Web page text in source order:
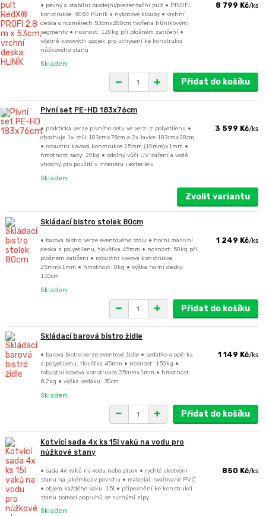
• pevný a stabilní prodejní/prezentační pult • PROFI
konstrukce, 6063 hliník a nylonové klouby • vrchní
deska o rozměrech 53cmx280cm tvořena hliníkovými
segmenty • nosnost: 120kg při plošném zatížení •
včetně kovových spojek pro uchycení ke konstrukci
nůžkového stanu
8 799 Kč/ks
Skladem
Přidat do košíku
Pivní set PE-HD 183x76cm
• praktická verze pivního setu ve verzi z polyetilenu •
obsahuje 1x stůl 183cmx76cm a 2x lavice 183cmx28cm
• robustní kovová konstrukce 25mm (19mm)x1mm •
hmotnost sady: 29kg • odolný vůči UV záření a vodě,
vhodný pro použití v interiéru i exteriéru
3 599 Kč/ks
Skladem
Zvolit variantu
Skládací bistro stolek 80cm
• barová bistro verze eventového stolu • horní masivní
deska z polyetilenu, tloušťka 45mm • nosnost: 50kg při
plošném zatížení • robustní kovová konstrukce
25mmx1mm • hmotnost: 8kg • výška horní desky:
110cm
1 249 Kč/ks
Skladem
Přidat do košíku
Skládací barová bistro židle
• barová bistro verze eventové židle • sedátko a opěrka
z polyetilenu, tloušťka 45mm • nosnost: 150kg •
robustní kovová konstrukce 25mmx1mm • hmotnost:
6,2kg • výška sedáku: 70cm
1 149 Kč/ks
Skladem
Přidat do košíku
Kotvící sada 4x ks 15l vaků na vodu pro
nůžkové stany
• sada 4x vaků na vodu nebo písek • rychlé ukotvení
stanu na jakémkoliv povrchu • materiál: svařované PVC
• objem každého vaku: 15l • připevnění ke konstrukci
stanu pomocí popruhů se suchými zipy
850 Kč/ks
Skladem